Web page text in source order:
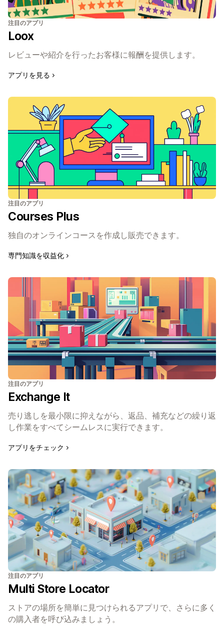
注目のアプリ
Loox
レビューや紹介を行ったお客様に報酬を提供します。
アプリを見る
注目のアプリ
Courses Plus
独自のオンラインコースを作成し販売できます。
専門知識を収益化
注目のアプリ
Exchange It
売り逃しを最小限に抑えながら、返品、補充などの繰り返
し作業をすべてシームレスに実行できます。
アプリをチェック
注目のアプリ
Multi Store Locator
ストアの場所を簡単に見つけられるアプリで、さらに多く
の購入者を呼び込みましょう。